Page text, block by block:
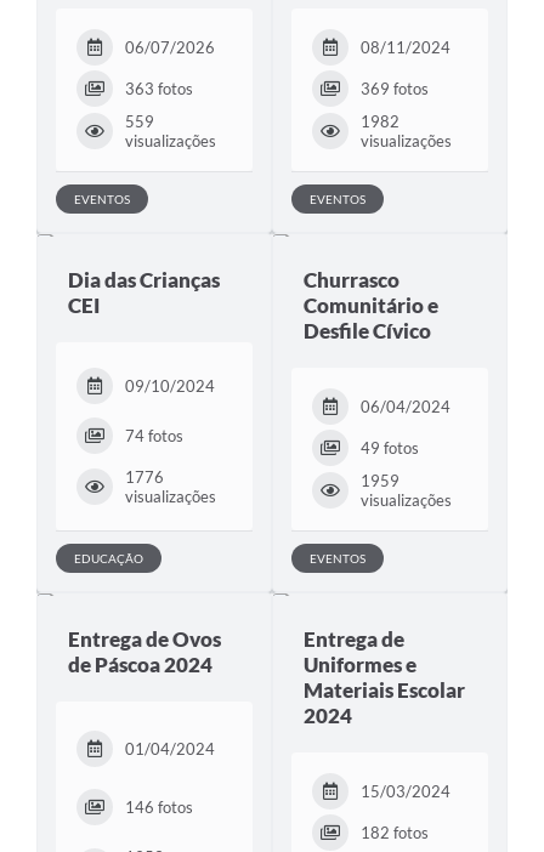
06/07/2026
363 fotos
559
visualizações
EVENTOS
08/11/2024
369 fotos
1982
visualizações
EVENTOS
Dia das Crianças
CEI
09/10/2024
74 fotos
1776
visualizações
EDUCAÇÃO
Churrasco
Comunitário e
Desfile Cívico
06/04/2024
49 fotos
1959
visualizações
EVENTOS
Entrega de Ovos
de Páscoa 2024
01/04/2024
146 fotos
Entrega de
Uniformes e
Materiais Escolar
2024
15/03/2024
182 fotos